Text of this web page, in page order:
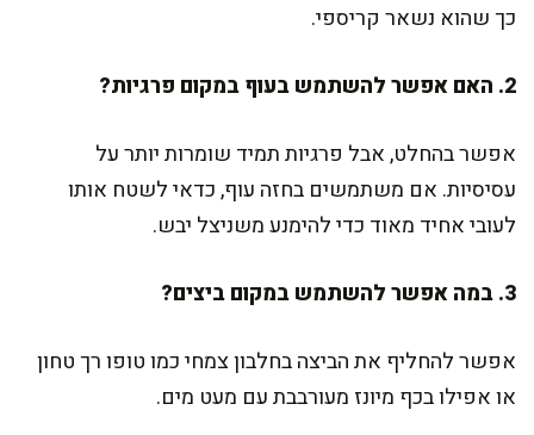
כך שהוא נשאר קריספי.
2. האם אפשר להשתמש בעוף במקום פרגיות?
אפשר בהחלט, אבל פרגיות תמיד שומרות יותר על
עסיסיות. אם משתמשים בחזה עוף, כדאי לשטח אותו
לעובי אחיד מאוד כדי להימנע משניצל יבש.
3. במה אפשר להשתמש במקום ביצים?
אפשר להחליף את הביצה בחלבון צמחי כמו טופו רך טחון
או אפילו בכף מיונז מעורבבת עם מעט מים.